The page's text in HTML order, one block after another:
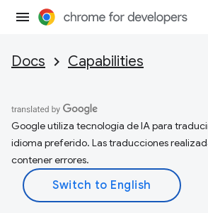
Docs Capabilities
Google utiliza tecnología de IA para
idioma preferido. Las traducciones
contener errores.